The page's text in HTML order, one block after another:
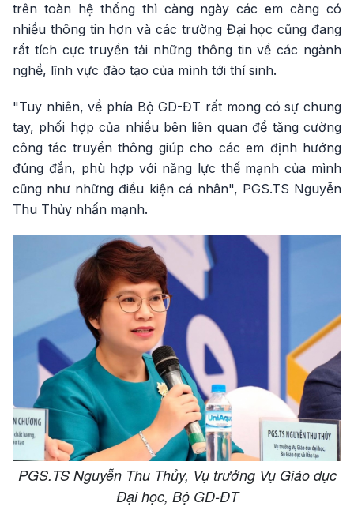
trên toàn hệ thống thì càng ngày các em càng có
nhiều thông tin hơn và các trường Đại học cũng đang
rất tích cực truyền tải những thông tin về các ngành
nghề, lĩnh vực đào tạo của mình tới thí sinh.
"Tuy nhiên, về phía Bộ GD-ĐT rất mong có sự chung
tay, phối hợp của nhiều bên liên quan để tăng cường
công tác truyền thông giúp cho các em định hướng
đúng đắn, phù hợp với năng lực thế mạnh của mình
cũng như những điều kiện cá nhân", PGS.TS Nguyễn
Thu Thủy nhấn mạnh.
PGS.TS Nguyễn Thu Thủy, Vụ trưởng Vụ Giáo dục
Đại học, Bộ GD-ĐT